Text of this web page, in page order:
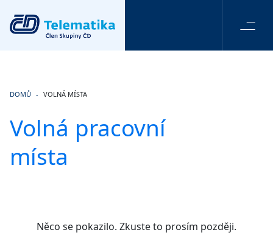
ÚVOD
VOLNÁ MÍSTA
PRO UCHAZEČE
DOMŮ VOLNÁ MÍSTA
Volná pracovní
místa
Něco se pokazilo. Zkuste to prosím později.